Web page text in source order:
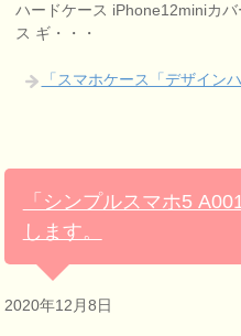
ハードケース iPhone12miniカ
ス ギ・・・
「スマホケース「デザイン
「シンプルスマホ5
します。
2020年12月8日